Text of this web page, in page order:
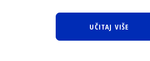
UČITAJ VIŠE